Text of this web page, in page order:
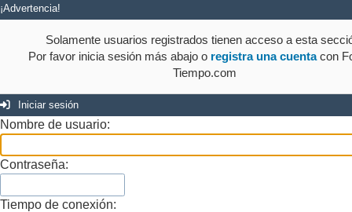
¡Advertencia!
Solamente usuarios registrados tienen acceso a esta
Por favor inicia sesión más abajo o registra una cuentacon
Tiempo.com
Iniciar sesión
Nombre de usuario:
Contraseña:
Tiempo de conexión: